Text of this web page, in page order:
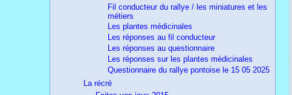
Fil conducteur du rallye / les miniatures et les
métiers
Les plantes médicinales
Les réponses au fil conducteur
Les réponses au questionnaire
Les réponses sur les plantes médicinales
Questionnaire du rallye pontoise le 15 05 2025
La récré